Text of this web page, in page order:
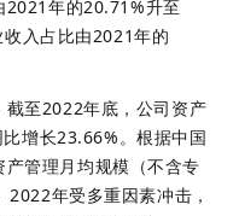
2021年的20.71%升至
入占比由2021年的
截至2022年底，公司资产
增长23.66%。根据中国
管理月均规模（不含专
年受多重因素冲击，